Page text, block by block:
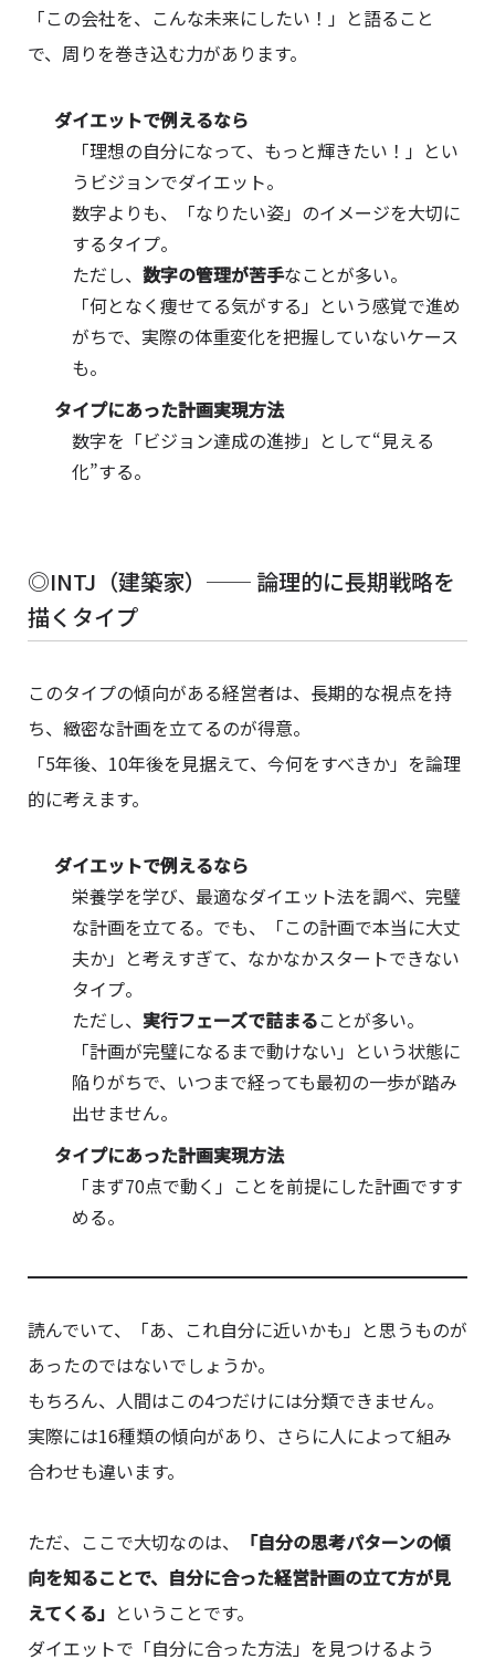
「この会社を、こんな未来にしたい！」と語ること
で、周りを巻き込む力があります。
ダイエットで例えるなら
「理想の自分になって、もっと輝きたい！」とい
うビジョンでダイエット。
数字よりも、「なりたい姿」のイメージを大切に
するタイプ。
ただし、 数字の管理が苦手なことが多い。
「何となく痩せてる気がする」という感覚で進め
がちで、実際の体重変化を把握していないケース
も。
タイプにあった計画実現方法
数字を「ビジョン達成の進捗」として“見える
化”する。
◎INTJ（建築家）── 論理的に長期戦略を
描くタイプ
このタイプの傾向がある経営者は、長期的な視点を持
ち、緻密な計画を立てるのが得意。
「5年後、10年後を見据えて、今何をすべきか」を論理
的に考えます。
ダイエットで例えるなら
栄養学を学び、最適なダイエット法を調べ、完璧
な計画を立てる。でも、「この計画で本当に大丈
夫か」と考えすぎて、なかなかスタートできない
タイプ。
ただし、 実行フェーズで詰まることが多い。
「計画が完璧になるまで動けない」という状態に
陥りがちで、いつまで経っても最初の一歩が踏み
出せません。
タイプにあった計画実現方法
「まず70点で動く」ことを前提にした計画ですす
める。
読んでいて、「あ、これ自分に近いかも」と思うものが
あったのではないでしょうか。
もちろん、人間はこの4つだけには分類できません。
実際には16種類の傾向があり、さらに人によって組み
合わせも違います。
ただ、ここで大切なのは、
「自分の思考パターンの傾
向を知ることで、自分に合った経営計画の立て方が見
えてくる」 ということです。
ダイエットで「自分に合った方法」を見つけるよう